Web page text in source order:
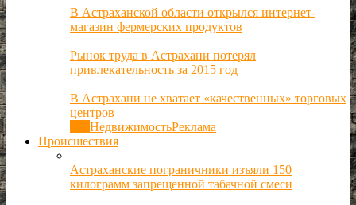
В Астраханской области открылся интернет-
магазин фермерских продуктов
Рынок труда в Астрахани потерял
привлекательность за 2015 год
В Астрахани не хватает «качественных» торговых
центров
НедвижимостьРеклама
Происшествия
Астраханские пограничники изъяли 150
килограмм запрещенной табачной смеси